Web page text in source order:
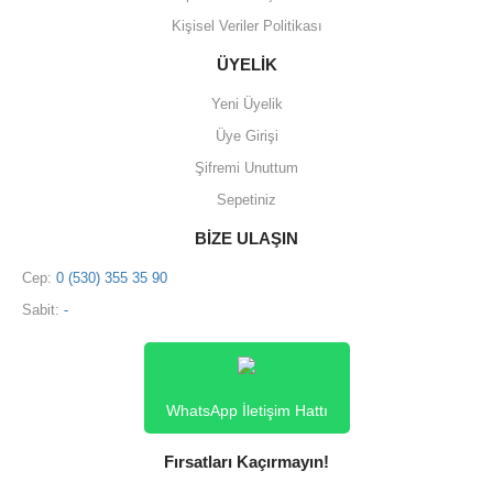
Kişisel Veriler Politikası
ÜYELİK
Yeni Üyelik
Üye Girişi
Şifremi Unuttum
Sepetiniz
BİZE ULAŞIN
Cep: 0 (530) 355 35 90
Sabit: -
WhatsApp İletişim Hattı
Fırsatları Kaçırmayın!